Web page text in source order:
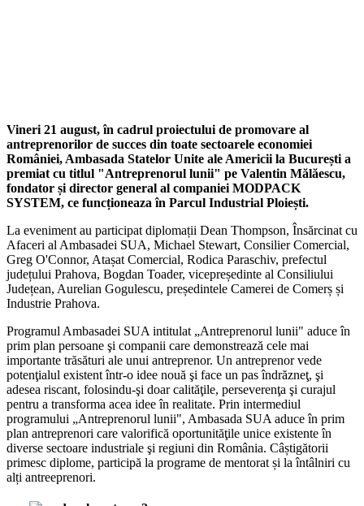
Vineri 21 august, în cadrul proiectului de promovare al
antreprenorilor de succes din toate sectoarele economiei
României, Ambasada Statelor Unite ale Americii la București a
premiat cu titlul "Antreprenorul lunii" pe Valentin Mălăescu,
fondator și director general al companiei MODPACK
SYSTEM, ce funcționeaza în Parcul Industrial Ploiești.
La eveniment au participat diplomații Dean Thompson, Însărcinat cu
Afaceri al Ambasadei SUA, Michael Stewart, Consilier Comercial,
Greg O'Connor, Atașat Comercial, Rodica Paraschiv, prefectul
județului Prahova, Bogdan Toader, vicepreședinte al Consiliului
Județean, Aurelian Gogulescu, președintele Camerei de Comerș și
Industrie Prahova.
Programul Ambasadei SUA intitulat „Antreprenorul lunii" aduce în
prim plan persoane şi companii care demonstrează cele mai
importante trăsături ale unui antreprenor. Un antreprenor vede
potenţialul existent într-o idee nouă şi face un pas îndrăzneţ, şi
adesea riscant, folosindu-şi doar calităţile, perseverenţa şi curajul
pentru a transforma acea idee în realitate. Prin intermediul
programului „Antreprenorul lunii", Ambasada SUA aduce în prim
plan antreprenori care valorifică oportunităţile unice existente în
diverse sectoare industriale şi regiuni din România. Câștigătorii
primesc diplome, participă la programe de mentorat și la întâlniri cu
alți antreeprenori.